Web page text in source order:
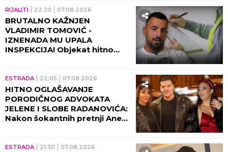
RIJALITI 22:30 07.08.2026
BRUTALNO KAŽNJEN
VLADIMIR TOMOVIĆ -
IZNENADA MU UPALA
INSPEKCIJA! Objekat hitno
ESTRADA 22:05 07.08.2026
HITNO OGLAŠAVANJE
PORODIČNOG ADVOKATA
JELENE I SLOBE RADANOVIĆA:
Nakon šokantnih pretnji Ane
ESTRADA 21:30 07.08.2026